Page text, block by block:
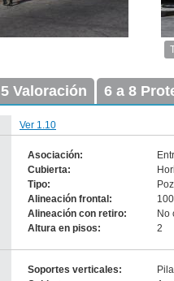
5 Valoración 6 a 8
Ver 1.10
Asociación:
Cubierta:
Tipo:
Alineación frontal:
Alineación con retiro:
No
-
Altura en pisos: 2
Soportes verticales: